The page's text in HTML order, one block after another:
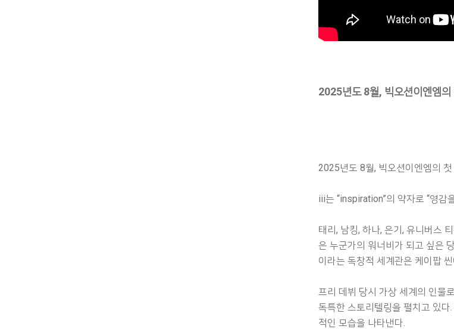
2025년도 8월, 빅오션이엔엠
2025년도 8월, 빅오션이엔엠의
iii는 “inspiration”의 약자로 “영감
태리, 남킹, 하나, 은기, 유니버스
은 누군가의 워너비가 되고 싶은
이라는 독창적 세계관은 케이팝
프리 데뷔 당시 가상 세계의 인물
독특한 스토리텔링을 펼치고 있
적인 모습을 나타낸다.